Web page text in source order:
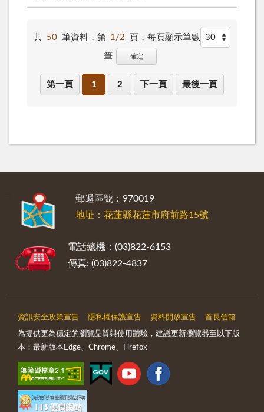
共 50 筆資料，第 1/2 頁， 每頁顯示筆數
筆 確定
第一頁 1 2 下一頁 最後一頁
郵遞區號：970019
地址：花蓮縣花蓮市府前路15號
電話總機：(03)822-6153
傳真: (03)822-4837
資訊安全政策宣告 隱私權保護宣告 資料開放宣告 首長信箱
為提供更為穩定的瀏覽品質與使用體驗，建議更新瀏覽器至以下版
本：最新版本Edge、Chrome、Firefox